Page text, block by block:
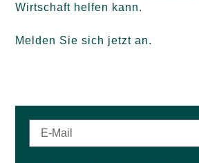
Wirtschaft helfen kann.
Melden Sie sich jetzt an.